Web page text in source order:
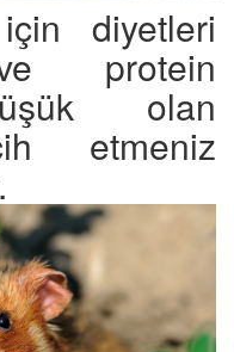
diyetleri
protein
olan
etmeniz